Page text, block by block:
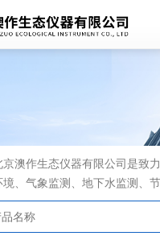
京澳作生态仪器有限公司是致
、气象监测、地下水监测、
业公司